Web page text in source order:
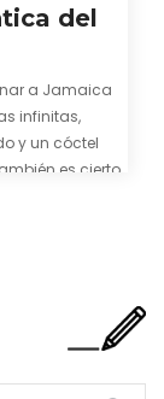
del
a Jamaica
infinitas,
y un cóctel
es cierto.